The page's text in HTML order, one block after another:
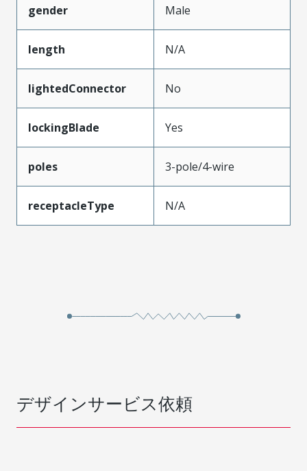
gender Male
length N/A
lightedConnector No
lockingBlade Yes
poles 3-pole/4-wire
receptacleType N/A
デザインサービス依頼